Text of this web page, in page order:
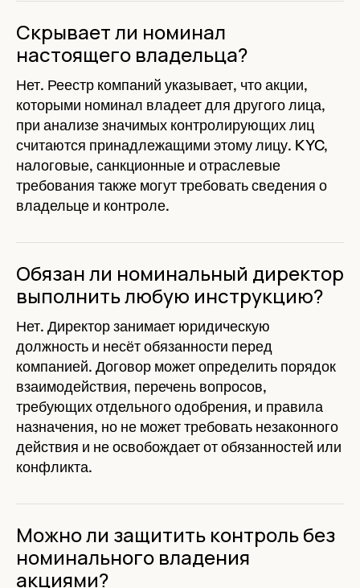
Скрывает ли номинал
настоящего владельца?
Нет. Реестр компаний указывает, что акции,
которыми номинал владеет для другого лица,
при анализе значимых контролирующих лиц
считаются принадлежащими этому лицу. KYC,
налоговые, санкционные и отраслевые
требования также могут требовать сведения о
владельце и контроле.
Обязан ли номинальный директор
выполнить любую инструкцию?
Нет. Директор занимает юридическую
должность и несёт обязанности перед
компанией. Договор может определить порядок
взаимодействия, перечень вопросов,
требующих отдельного одобрения, и правила
назначения, но не может требовать незаконного
действия и не освобождает от обязанностей или
конфликта.
Можно ли защитить контроль без
номинального владения
акциями?